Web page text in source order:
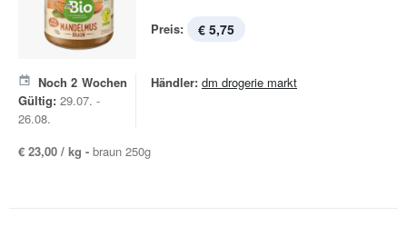
Preis: € 5,75
Noch 2 Wochen
Gültig: 29.07. -
26.08.
Händler: dm drogerie markt
€ 23,00 / kg - braun 250g